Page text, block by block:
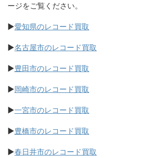
ージをご覧ください。
▶愛知県のレコード買取
▶名古屋市のレコード買取
▶豊田市のレコード買取
▶岡崎市のレコード買取
▶一宮市のレコード買取
▶豊橋市のレコード買取
▶春日井市のレコード買取